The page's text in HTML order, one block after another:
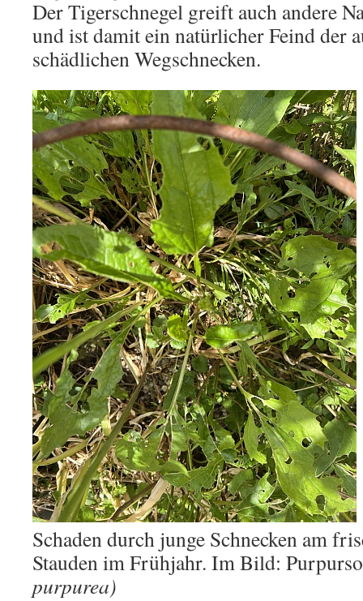
Der Tigerschnegel greift auch andere
und ist damit ein natürlicher Feind der
schädlichen Wegschnecken.
Schaden durch junge Schnecken am
Stauden im Frühjahr. Im Bild:
purpurea)